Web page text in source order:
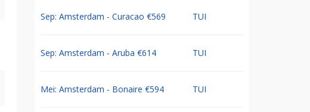
Sep: Amsterdam - Curacao €569 TUI
Sep: Amsterdam - Aruba €614 TUI
Mei: Amsterdam - Bonaire €594 TUI